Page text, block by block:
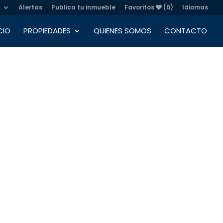
Alertas Publica tu inmueble Favoritos (0) Idiomas
PROPIEDADES QUIENES SOMOS CONTACTO